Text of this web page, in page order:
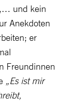
und kein
Anekdoten
er
Freundinnen
„Es ist mir